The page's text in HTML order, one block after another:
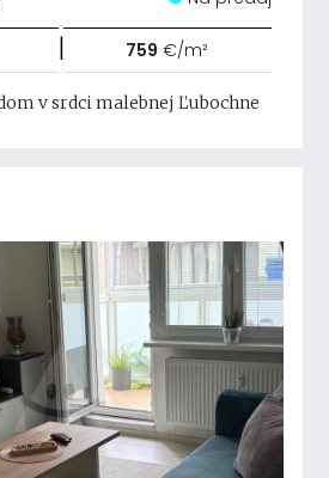
| 759 €/m²
v srdci malebnej Ľubochne